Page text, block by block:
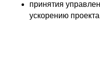
принятия
ускорению